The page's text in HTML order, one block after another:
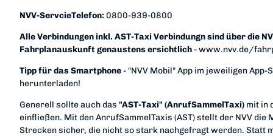
NVV-ServcieTelefon: 0800-939-0800
Alle Verbindungen inkl. AST-Taxi Verbindungn sind über die
Fahrplanauskunft genaustens ersichtlich- www.nvv.de/
Tipp für das Smartphone- "NVV Mobil" App im jeweiligen App-
herunterladen!
Generell sollte auch das "AST-Taxi" (AnrufSammelTaxi) mit in
einfließen. Mit den AnrufSammelTaxis (AST) stellt der NVV die
Strecken sicher, die nicht so stark nachgefragt werden. Statt